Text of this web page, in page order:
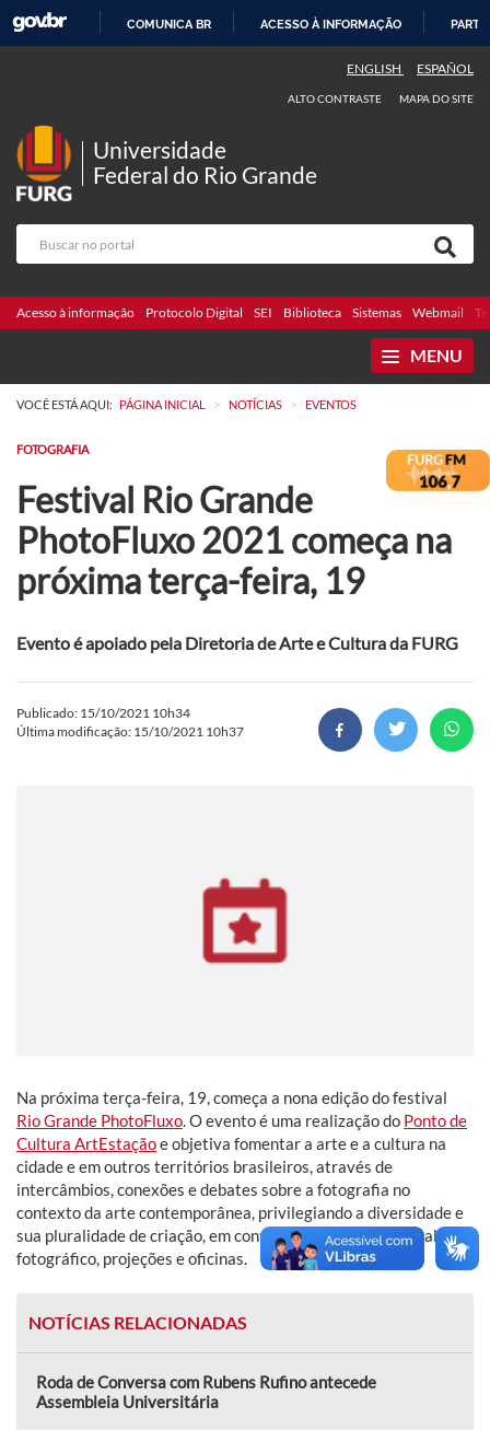
COMUNICA BR ACESSO À INFORMAÇÃO
ENGLISH ESPAÑOL
ALTO CONTRASTE MAPA DO SITE
Universidade
Federal do Rio Grande
Acesso à informação Protocolo Digital SEI Biblioteca Sistemas Webmail
MENU
VOCÊ ESTÁ AQUI: PÁGINA INICIAL > NOTÍCIAS > EVENTOS
FOTOGRAFIA
Festival Rio Grande
PhotoFluxo 2021 começa na
próxima terça-feira, 19
Evento é apoiado pela Diretoria de Arte e Cultura da FURG
Publicado: 15/10/2021 10h34
Última modificação: 15/10/2021 10h37
Na próxima terça-feira, 19, começa a nona edição do festival
Rio Grande PhotoFluxo. O evento é uma realização do Ponto de
Cultura ArtEstaçãoe objetiva fomentar a arte e a cultura na
cidade e em outros territórios brasileiros, através de
intercâmbios, conexões e debates sobre a fotografia no
contexto da arte contemporânea, privilegiando a diversidade e
sua pluralidade de criação, em conversas, exposições, varal
fotográfico, projeções e oficinas.
NOTÍCIAS RELACIONADAS
Roda de Conversa com Rubens Rufino antecede
Assembleia Universitária